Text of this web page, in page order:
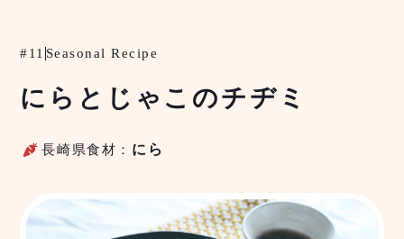
と絶景の
#11 Seasonal Recipe
にらとじゃこのチヂミ
長崎県食材： にら